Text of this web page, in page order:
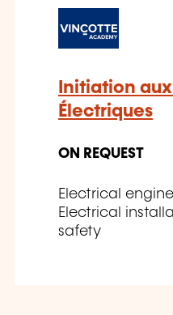
Initiation
Électriques
ON REQUEST
Electrical
Electrical
safety